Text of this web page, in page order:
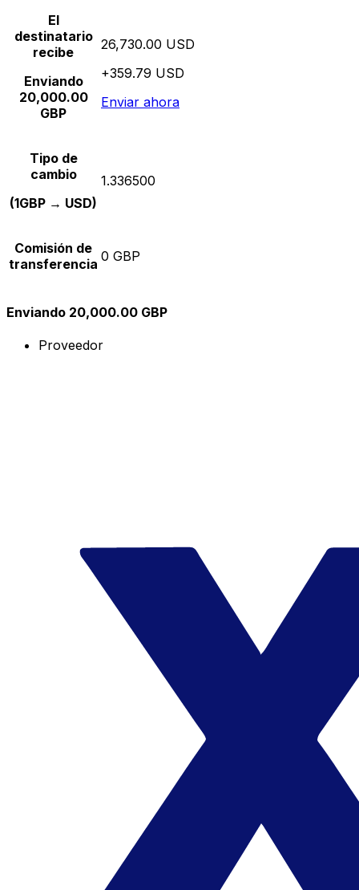
El
destinatario
recibe
Enviando
20,000.00
GBP
26,730.00 USD
+359.79 USD
Enviar ahora
Tipo de
cambio
(1GBP → USD)
1.336500
Comisión de
transferencia 0 GBP
Enviando 20,000.00 GBP
Proveedor